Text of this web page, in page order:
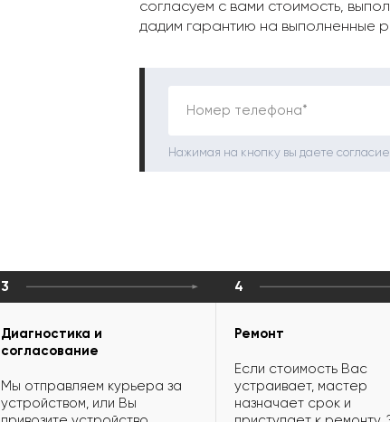
согласуем с вами стоимость,
дадим гарантию на выполненные
Номер телефона*
Нажимая на кнопку вы даете
3
Диагностика и
согласование
Мы отправляем курьера за
устройством, или Вы
4
Ремонт
Если стоимость Вас
устраивает, мастер
назначает срок и